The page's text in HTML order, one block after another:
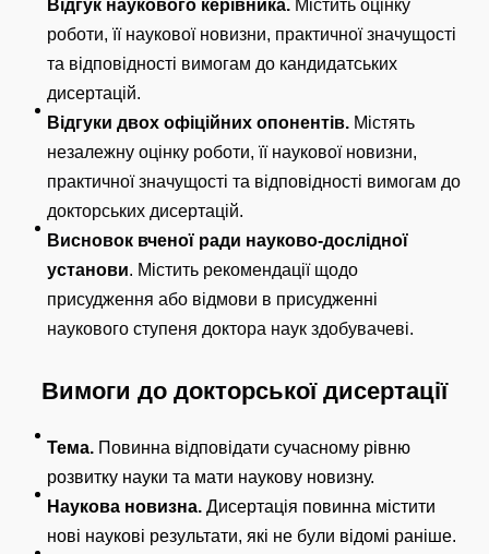
Відгук наукового керівника. Містить оцінку
роботи, її наукової новизни, практичної значущості
та відповідності вимогам до кандидатських
дисертацій.
Відгуки двох офіційних опонентів. Містять
незалежну оцінку роботи, її наукової новизни,
практичної значущості та відповідності вимогам до
докторських дисертацій.
Висновок вченої ради науково-дослідної
установи. Містить рекомендації щодо
присудження або відмови в присудженні
наукового ступеня доктора наук здобувачеві.
Вимоги до докторської дисертації
Тема. Повинна відповідати сучасному рівню
розвитку науки та мати наукову новизну.
Наукова новизна. Дисертація повинна містити
нові наукові результати, які не були відомі раніше.